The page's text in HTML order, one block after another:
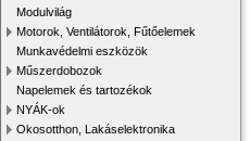
Modulvilág
Motorok, Ventilátorok, Fűtőelemek
Munkavédelmi eszközök
Műszerdobozok
Napelemek és tartozékok
NYÁK-ok
Okosotthon, Lakáselektronika